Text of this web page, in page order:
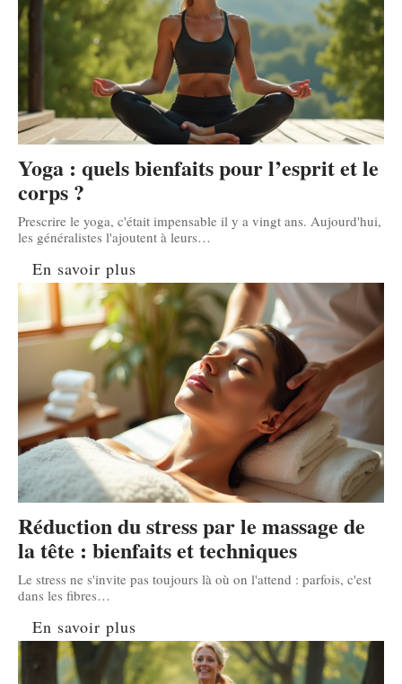
Yoga : quels bienfaits pour l’esprit et le
corps ?
Prescrire le yoga, c'était impensable il y a vingt ans. Aujourd'hui,
les généralistes l'ajoutent à leurs…
En savoir plus
Réduction du stress par le massage de
la tête : bienfaits et techniques
Le stress ne s'invite pas toujours là où on l'attend : parfois, c'est
dans les fibres…
En savoir plus